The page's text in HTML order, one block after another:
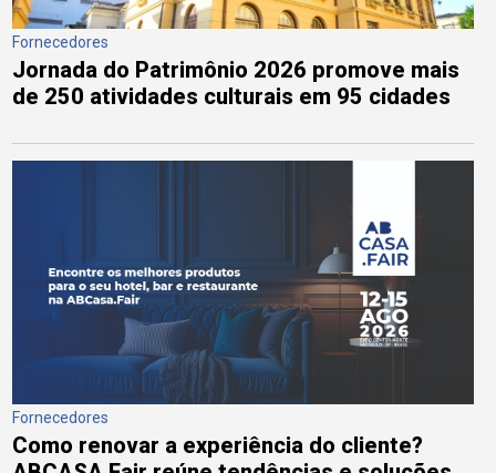
Fornecedores
Jornada do Patrimônio 2026 promove mais
de 250 atividades culturais em 95 cidades
Fornecedores
Como renovar a experiência do cliente?